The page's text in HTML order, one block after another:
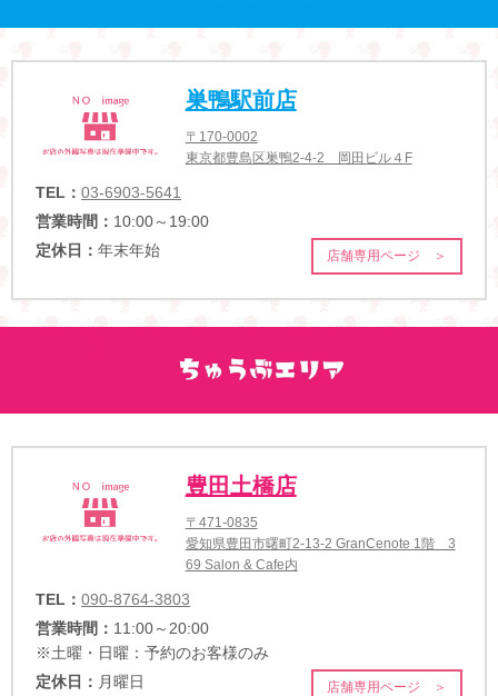
巣鴨駅前店
〒170-0002
東京都豊島区巣鴨2-4-2 岡田ビル４F
TEL： 03-6903-5641
営業時間： 10:00～19:00
定休日： 年末年始 店舗専用ページ ＞
豊田土橋店
〒471-0835
愛知県豊田市曙町2-13-2 GranCenote 1階 3
69 Salon & Cafe内
TEL： 090-8764-3803
営業時間： 11:00～20:00
※土曜・日曜：予約のお客様のみ
定休日： 月曜日 店舗専用ページ ＞